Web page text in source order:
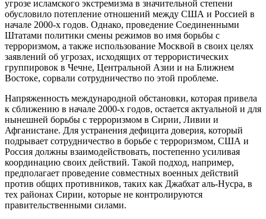
угрозе исламского экстремизма в значительной степени
обусловило потепление отношений между США и Россией в
начале 2000-х годов. Однако, проведение Соединенными
Штатами политики смены режимов во имя борьбы с
терроризмом, а также использование Москвой в своих целях
заявлений об угрозах, исходящих от террористических
группировок в Чечне, Центральной Азии и на Ближнем
Востоке, сорвали сотрудничество по этой проблеме.
Напряженность международной обстановки, которая привела
к сближению в начале 2000-х годов, остается актуальной и для
нынешней борьбы с терроризмом в Сирии, Ливии и
Афганистане. Для устранения дефицита доверия, который
подрывает сотрудничество в борьбе с терроризмом, США и
Россия должны взаимодействовать, постепенно усиливая
координацию своих действий. Такой подход, например,
предполагает проведение совместных военных действий
против общих противников, таких как Джабхат аль-Нусра, в
тех районах Сирии, которые не контролируются
правительственными силами.